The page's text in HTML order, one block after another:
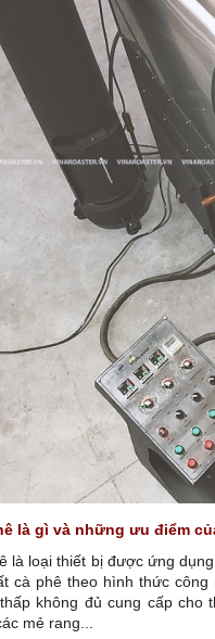
là gì và những ưu điểm
là loại thiết bị được ứng
cà phê theo hình thức
không đủ cung cấp cho
mẻ rang...